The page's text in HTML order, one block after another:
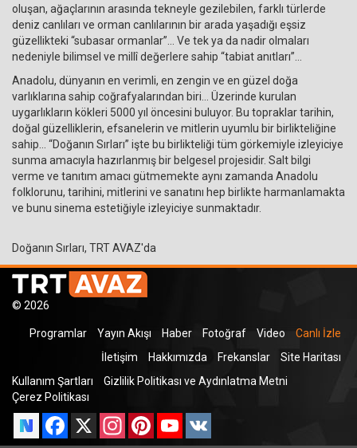
oluşan, ağaçlarının arasında tekneyle gezilebilen, farklı türlerde
deniz canlıları ve orman canlılarının bir arada yaşadığı eşsiz
güzellikteki “subasar ormanlar”… Ve tek ya da nadir olmaları
nedeniyle bilimsel ve millî değerlere sahip “tabiat anıtları”…
Anadolu, dünyanın en verimli, en zengin ve en güzel doğa
varlıklarına sahip coğrafyalarından biri… Üzerinde kurulan
uygarlıkların kökleri 5000 yıl öncesini buluyor. Bu topraklar tarihin,
doğal güzelliklerin, efsanelerin ve mitlerin uyumlu bir birlikteliğine
sahip… “Doğanın Sırları” işte bu birlikteliği tüm görkemiyle izleyiciye
sunma amacıyla hazırlanmış bir belgesel projesidir. Salt bilgi
verme ve tanıtım amacı gütmemekte aynı zamanda Anadolu
folklorunu, tarihini, mitlerini ve sanatını hep birlikte harmanlamakta
ve bunu sinema estetiğiyle izleyiciye sunmaktadır.
Doğanın Sırları, TRT AVAZ'da
© 2026
Programlar Yayın Akışı Haber Fotoğraf Video
Canlı İzle
İletişim
Hakkımızda Frekanslar
Site Haritası
Kullanım Şartları
Gizlilik Politikası ve Aydınlatma Metni
Çerez Politikası
Facebook
X InstagramPinterestYouTube